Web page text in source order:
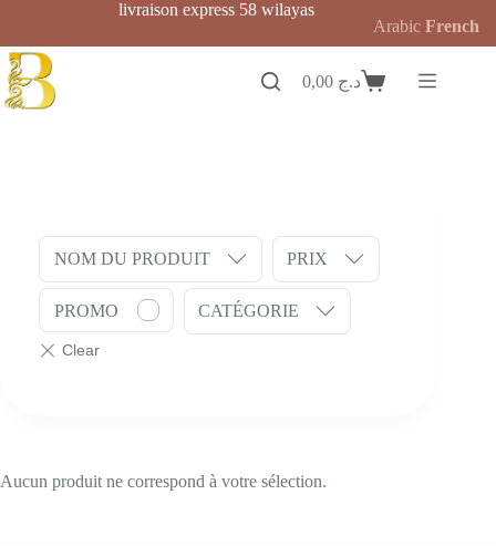
contenu
livraison express 58 wilayas
Panierد.ج
Aucun produit ne correspond à votre sélection.
NOM DU PRODUIT PRIX
PROMO CATÉGORIE
Arabic French